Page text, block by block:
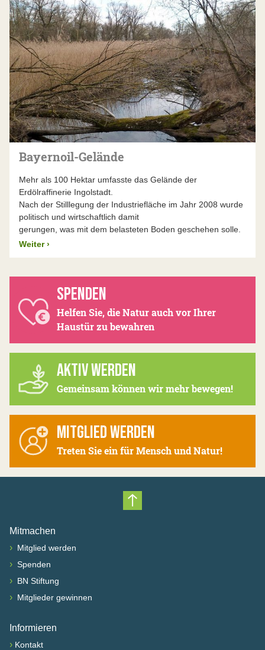
Bayernoil-Gelände
Mehr als 100 Hektar umfasste das Gelände der
Erdölraffinerie Ingolstadt.
Nach der Stilllegung der Industriefläche im Jahr 2008 wurde
politisch und wirtschaftlich damit
gerungen, was mit dem belasteten Boden geschehen solle.
Weiter ›
SPENDEN
Helfen Sie, die Natur auch vor Ihrer
Haustür zu bewahren
AKTIV WERDEN
Gemeinsam können wir mehr bewegen!
MITGLIED WERDEN
Treten Sie ein für Mensch und Natur!
Nach oben scrollen
Mitmachen
› Mitglied werden
› Spenden
› BN Stiftung
› Mitglieder gewinnen
Informieren
› Kontakt